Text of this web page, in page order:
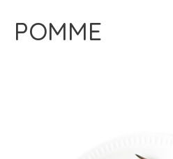
POMME